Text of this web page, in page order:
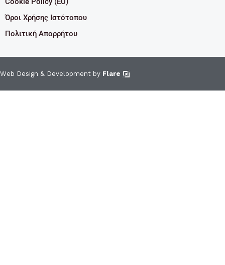
Όροι Χρήσης Ιστότοπου
Πολιτική Απορρήτου
Web Design & Development by Flare